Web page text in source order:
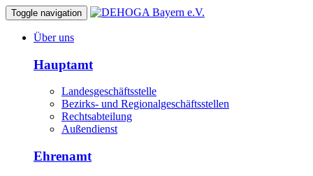
Toggle navigation
Über uns
Hauptamt
Landesgeschäftsstelle
Bezirks- und Regionalgeschäftsstellen
Rechtsabteilung
Außendienst
Ehrenamt